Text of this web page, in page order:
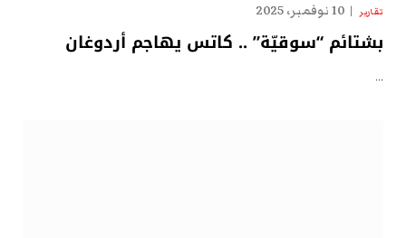
تقارير 10 نوفمبر، 2025
بشتائم “سوقيّة” .. كاتس يهاجم أردوغان
…